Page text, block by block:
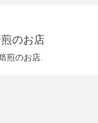
のお店
煎のお店.